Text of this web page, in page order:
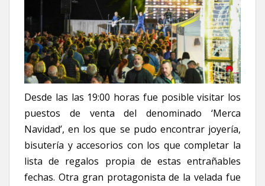
Desde las las 19:00 horas fue posible visitar los
puestos de venta del denominado ‘Merca
Navidad’, en los que se pudo encontrar joyería,
bisutería y accesorios con los que completar la
lista de regalos propia de estas entrañables
fechas. Otra gran protagonista de la velada fue